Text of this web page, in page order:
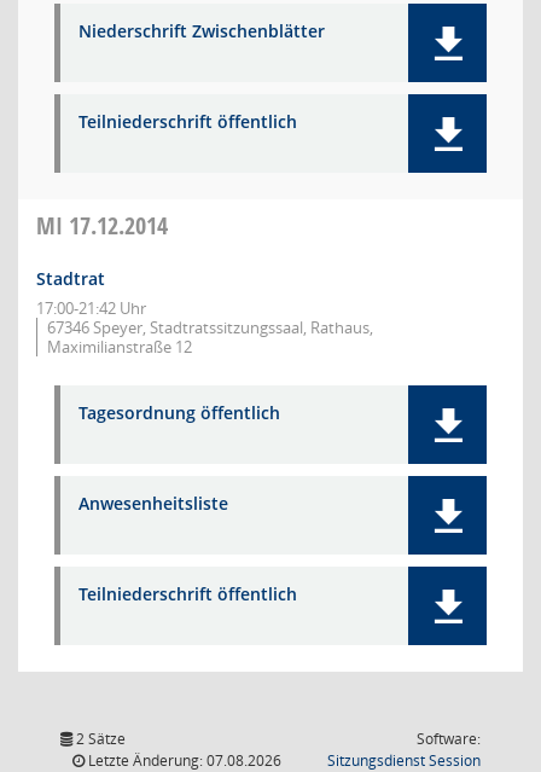
Niederschrift Zwischenblätter
Teilniederschrift öffentlich
MI 17.12.2014
Stadtrat
17:00-21:42 Uhr
67346 Speyer, Stadtratssitzungssaal, Rathaus,
Maximilianstraße 12
Tagesordnung öffentlich
Anwesenheitsliste
Teilniederschrift öffentlich
2 Sätze
Letzte Änderung: 07.08.2026
Software:
SitzungsdienstSession(Wird in